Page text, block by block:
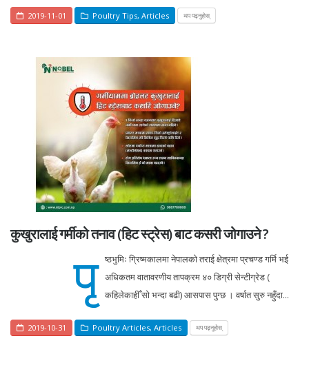
2019-11-01 Poultry Tips, Articles थप पढ्नुहोस्
कुखुरालाई गर्मीको तनाव (हिट स्ट्रेस) बाट कसरी जोगाउने ?
पृ ष्ठभुमिः ग्रिष्मकालमा नेपालको तराई क्षेत्रमा प्रचण्ड गर्मि भई
अधिकतम वातावरणीय तापक्रम ४० डिग्री सेन्टीग्रेड (
कहिलेकाहीँ सो भन्दा बढी) आसपास पुग्छ । वर्षात सुरु नहुँदा...
2019-10-31 Poultry Articles, Articles थप पढ्नुहोस्